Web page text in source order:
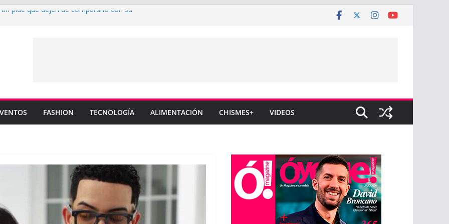
pide que dejen de compararlo con su
de la NBA
nuevo sencillo “MI BB” junto a Omar
canciones clave de su catálogo en
FASHION TECNOLOGÍA ALIMENTACIÓN CHISMES+ VIDEOS